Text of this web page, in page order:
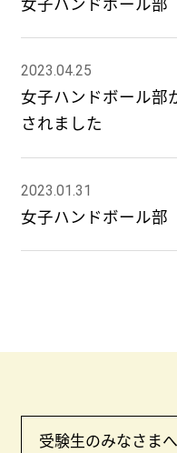
2023.04.25
女子ハンドボール部
されました
2023.01.31
女子ハンドボール
受験生のみなさまへ